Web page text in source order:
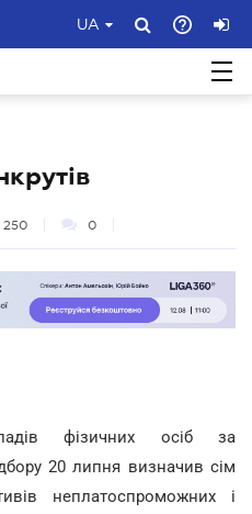
UA
250 0
фізичних осіб за
20 липня визначив сім
неплатоспроможних і